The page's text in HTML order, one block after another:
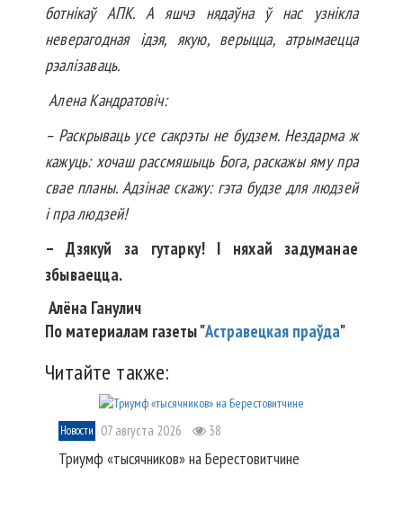
бот­нікаў АПК. А яшчэ нядаўна ў нас узнікла
неверагодная ідэя, якую, верыцца, атрымаецца
рэалізаваць.
Алена Кандратовіч:
– Раскрываць усе сакрэты не бу­дзем. Нездарма ж
кажуць: хочаш рассмяшыць Бога, раскажы яму пра
свае планы. Адзінае скажу: гэта будзе для лю­дзей
і пра людзей!
– Дзякуй за гутарку! І няхай задуманае
збываецца.
Алёна Ганулич
По материалам газеты "Астравецкая праўда"
Читайте также:
Новости 07 августа 2026 38
Триумф «тысячников» на Берестовитчине